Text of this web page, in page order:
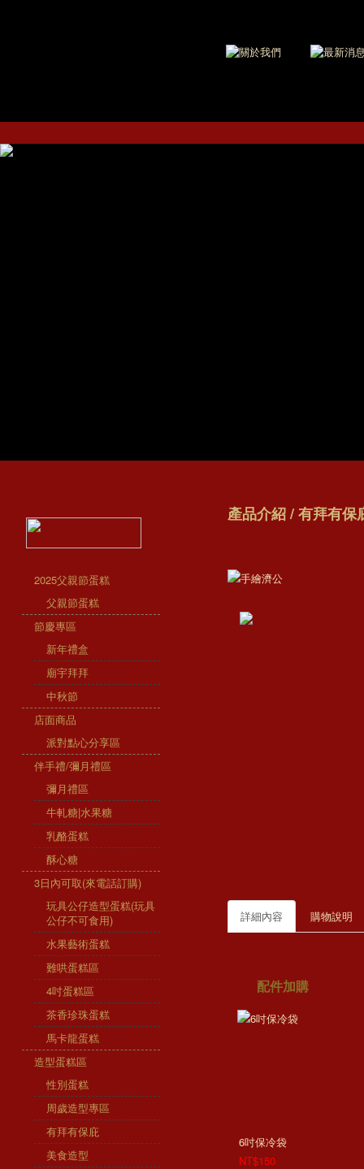
2025父親節蛋糕
父親節蛋糕
節慶專區
新年禮盒
廟宇拜拜
中秋節
店面商品
派對點心分享區
伴手禮/彌月禮區
彌月禮區
牛軋糖|水果糖
乳酪蛋糕
酥心糖
3日內可取(來電話訂購)
玩具公仔造型蛋糕(玩具
公仔不可食用)
水果藝術蛋糕
難哄蛋糕區
4吋蛋糕區
茶香珍珠蛋糕
馬卡龍蛋糕
造型蛋糕區
性別蛋糕
周歲造型專區
有拜有保庇
美食造型
產品介紹 / 有拜有保
詳細內容 購物說明
配件加購
6吋保冷袋
NT$150